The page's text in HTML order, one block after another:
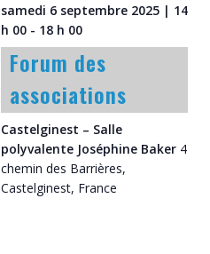
samedi 6 septembre 2025 | 14
h 00- 18 h 00
Forum des
associations
Castelginest – Salle
polyvalente Joséphine Baker 4
chemin des Barrières,
Castelginest, France